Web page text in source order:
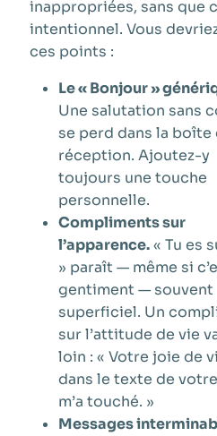
inappropriées, sans que
intentionnel. Vous
ces points :
Le « Bonjour »
Une salutation sans
se perd dans la boîte
réception. Ajoutez-y
toujours une touche
personnelle.
Compliments sur
l’apparence.« Tu es
» paraît — même si
gentiment — souvent
superficiel. Un
sur l’attitude de vie
loin : « Votre joie de
dans le texte de
m’a touché. »
Messages